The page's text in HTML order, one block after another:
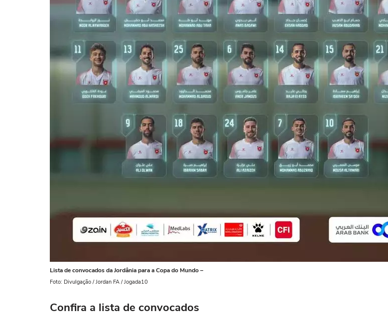
Lista de convocados da Jordânia para a Copa do Mundo –
Foto: Divulgação / Jordan FA / Jogada10
Confira a lista de convocados